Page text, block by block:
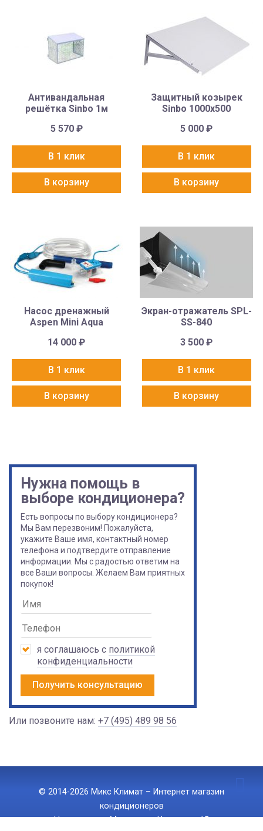
Антивандальная
решётка Sinbo 1м
5 570 ₽
В 1 клик
В корзину
Защитный козырек
Sinbo 1000х500
5 000₽
В 1 клик
В корзину
Насос дренажный
Aspen Mini Aqua
14 000₽
В 1 клик
В корзину
Экран-отражатель SPL-
SS-840
3 500₽
В 1 клик
В корзину
Нужна помощь в
выборе кондиционера?
Есть вопросы по выбору кондиционера?
Мы Вам перезвоним! Пожалуйста,
укажите Ваше имя, контактный номер
телефона и подтвердите отправление
информации. Мы с радостью ответим на
все Ваши вопросы. Желаем Вам приятных
покупок!
я соглашаюсь с политикой
конфиденциальности
Получить консультацию
Или позвоните нам: +7 (495) 489 98 56
© 2014-2026 Микс Климат – Интернет магазин
кондиционеров
Наш адрес: г. Москва, ул. Ижорская 15